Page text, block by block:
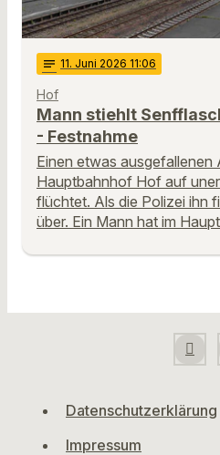
notes 11. Juni 2026 11:06
Hof
Mann stiehlt
- Festnahme
Einen etwas ausgefallenen
Hauptbahnhof Hof auf
flüchtet. Als die Polizei ihn
über. Ein Mann hat im
Datenschutzerklärung
Impressum